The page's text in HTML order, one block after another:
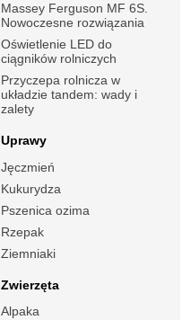
Massey Ferguson MF 6S.
Nowoczesne rozwiązania
Oświetlenie LED do
ciągników rolniczych
Przyczepa rolnicza w
układzie tandem: wady i
zalety
Uprawy
Jęczmień
Kukurydza
Pszenica ozima
Rzepak
Ziemniaki
Zwierzęta
Alpaka